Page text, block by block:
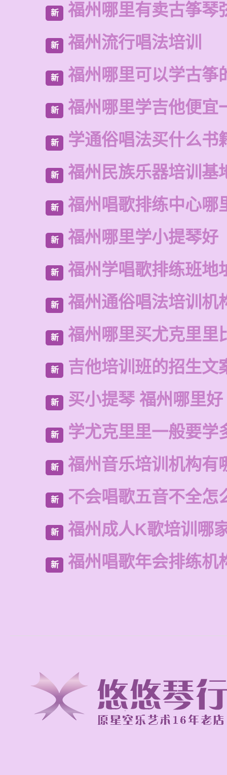
新 福州哪里有卖古筝琴
新 福州流行唱法培训
新 福州哪里可以学古筝
新 福州哪里学吉他便宜
新 学通俗唱法买什么书
新 福州民族乐器培训基
新 福州唱歌排练中心哪
新 福州哪里学小提琴好
新 福州学唱歌排练班地
新 福州通俗唱法培训机
新 福州哪里买尤克里里
新 吉他培训班的招生文
新 买小提琴 福州哪里好
新 学尤克里里一般要学
新 福州音乐培训机构有
新 不会唱歌五音不全怎
新 福州成人K歌培训哪
新 福州唱歌年会排练机